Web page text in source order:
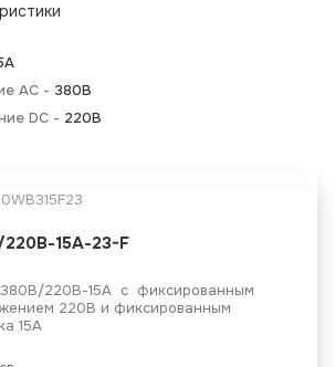
AC - 380В
DC - 220В
15А-23-F
220В-15А с фиксированным
220В и фиксированным
15А